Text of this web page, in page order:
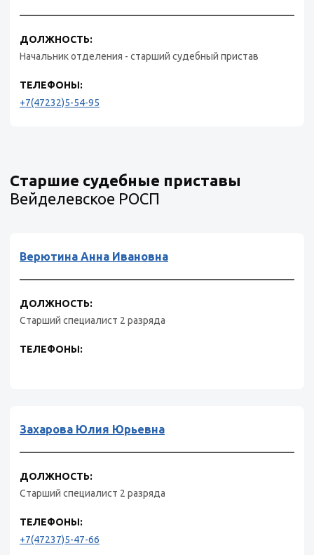
ДОЛЖНОСТЬ:
Начальник отделения - старший судебный пристав
ТЕЛЕФОНЫ:
+7(47232)5-54-95
Старшие судебные приставы
Вейделевское РОСП
Верютина Анна Ивановна
ДОЛЖНОСТЬ:
Старший специалист 2 разряда
ТЕЛЕФОНЫ:
Захарова Юлия Юрьевна
ДОЛЖНОСТЬ:
Старший специалист 2 разряда
ТЕЛЕФОНЫ:
+7(47237)5-47-66